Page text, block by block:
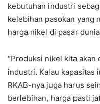
kebutuhan industri
kelebihan pasokan yang
harga nikel di pasar
“Produksi nikel kita akan
industri. Kalau kapasitas
RKAB-nya juga harus
berlebihan, harga pasti